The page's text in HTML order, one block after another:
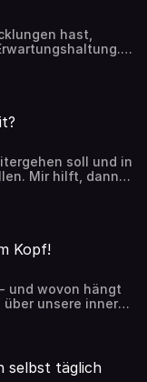
hast,
Medien "ins
geschehen
dies so wichtig
von DIR
zu dich
du bist für die
soll und in
Mir hilft, dann
dann erinnere
Kopf!
und wovon hängt
unsere innere
selbst täglich